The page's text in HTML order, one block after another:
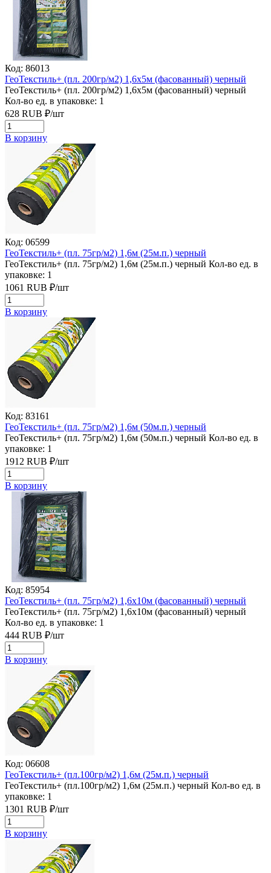
Код: 86013
ГеоТекстиль+ (пл. 200гр/м2) 1,6х5м (фасованный) черный
ГеоТекстиль+ (пл. 200гр/м2) 1,6х5м (фасованный) черный
Кол-во ед. в упаковке: 1
628 RUB ₽/шт
В корзину
Код: 06599
ГеоТекстиль+ (пл. 75гр/м2) 1,6м (25м.п.) черный
ГеоТекстиль+ (пл. 75гр/м2) 1,6м (25м.п.) черный Кол-во ед. в
упаковке: 1
1061 RUB ₽/шт
В корзину
Код: 83161
ГеоТекстиль+ (пл. 75гр/м2) 1,6м (50м.п.) черный
ГеоТекстиль+ (пл. 75гр/м2) 1,6м (50м.п.) черный Кол-во ед. в
упаковке: 1
1912 RUB ₽/шт
В корзину
Код: 85954
ГеоТекстиль+ (пл. 75гр/м2) 1,6х10м (фасованный) черный
ГеоТекстиль+ (пл. 75гр/м2) 1,6х10м (фасованный) черный
Кол-во ед. в упаковке: 1
444 RUB ₽/шт
В корзину
Код: 06608
ГеоТекстиль+ (пл.100гр/м2) 1,6м (25м.п.) черный
ГеоТекстиль+ (пл.100гр/м2) 1,6м (25м.п.) черный Кол-во ед. в
упаковке: 1
1301 RUB ₽/шт
В корзину